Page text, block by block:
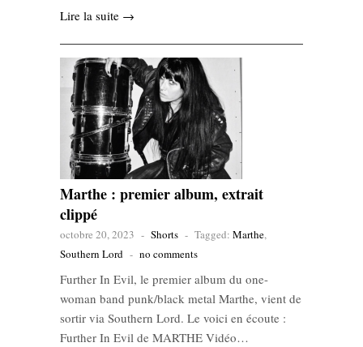
Lire la suite →
Marthe : premier album, extrait
clippé
octobre 20, 2023 - Shorts - Tagged: Marthe,
Southern Lord - no comments
Further In Evil, le premier album du one-
woman band punk/black metal Marthe, vient de
sortir via Southern Lord. Le voici en écoute :
Further In Evil de MARTHE Vidéo…